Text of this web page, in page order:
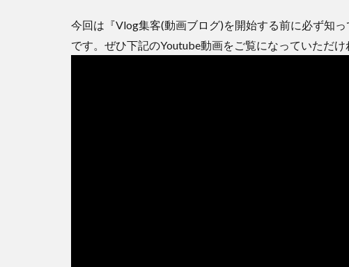
今回は『Vlog集客(動画ブログ)を開始する前に必ず知
です。ぜひ下記のYoutube動画をご覧になっていただけ